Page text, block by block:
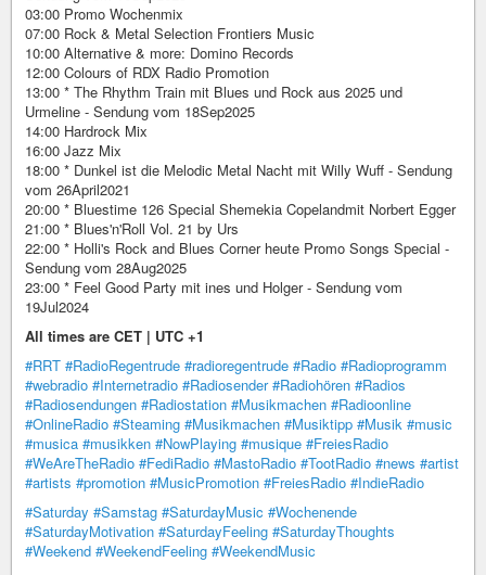
03:00 Promo Wochenmix
07:00 Rock & Metal Selection Frontiers Music
10:00 Alternative & more: Domino Records
12:00 Colours of RDX Radio Promotion
13:00 * The Rhythm Train mit Blues und Rock aus 2025 und
Urmeline - Sendung vom 18Sep2025
14:00 Hardrock Mix
16:00 Jazz Mix
18:00 * Dunkel ist die Melodic Metal Nacht mit Willy Wuff - Sendung
vom 26April2021
20:00 * Bluestime 126 Special Shemekia Copelandmit Norbert Egger
21:00 * Blues'n'Roll Vol. 21 by Urs
22:00 * Holli's Rock and Blues Corner heute Promo Songs Special -
Sendung vom 28Aug2025
23:00 * Feel Good Party mit ines und Holger - Sendung vom
19Jul2024
All times are CET | UTC +1
#RRT #RadioRegentrude #radioregentrude #Radio #Radioprogramm
#webradio #Internetradio #Radiosender #Radiohören #Radios
#Radiosendungen #Radiostation #Musikmachen #Radioonline
#OnlineRadio #Steaming #Musikmachen #Musiktipp #Musik #music
#musica #musikken #NowPlaying #musique #FreiesRadio
#WeAreTheRadio #FediRadio #MastoRadio #TootRadio #news #artist
#artists #promotion #MusicPromotion #FreiesRadio #IndieRadio
#Saturday #Samstag #SaturdayMusic #Wochenende
#SaturdayMotivation #SaturdayFeeling #SaturdayThoughts
#Weekend #WeekendFeeling #WeekendMusic